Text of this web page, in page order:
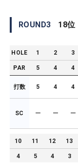
ROUND3 18位
HOLE 1 2 3
PAR 5 4 4
打数 5 4 4
SC ー ー ー
10 11 12 13
4 5 4 3